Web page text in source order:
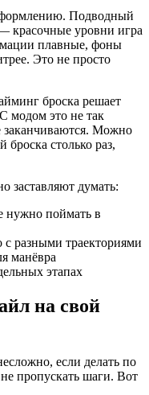
Подводный
красочные уровни игра
плавные, фоны
Это не просто
броска решает
модом это не так
заканчиваются. Можно
броска столько раз,
заставляют думать:
нужно поймать в
с разными траекториями
манёвра
этапах
на свой
если делать по
пропускать шаги. Вот